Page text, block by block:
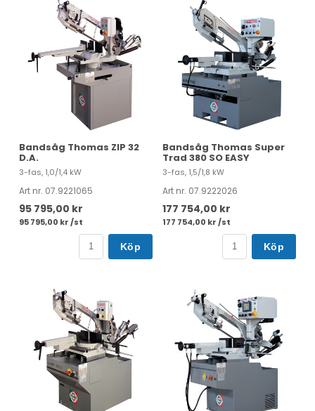
Bandsåg Thomas ZIP 32
D.A.
3-fas, 1,0/1,4 kW
Art nr. 07.9221065
95 795,00 kr
95 795,00 kr /st
Köp
Bandsåg Thomas Super
Trad 380 SO EASY
3-fas, 1,5/1,8 kW
Art nr. 07.9222026
177 754,00 kr
177 754,00 kr /st
Köp